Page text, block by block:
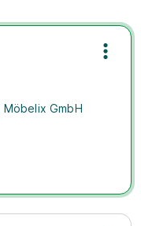
Möbelix GmbH